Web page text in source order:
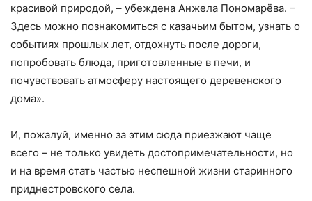
красивой природой, – убеждена Анжела Пономарёва. –
Здесь можно познакомиться с казачьим бытом, узнать о
событиях прошлых лет, отдохнуть после дороги,
попробовать блюда, приготовленные в печи, и
почувствовать атмосферу настоящего деревенского
дома».
И, пожалуй, именно за этим сюда приезжают чаще
всего – не только увидеть достопримечательности, но
и на время стать частью неспешной жизни старинного
приднестровского села.